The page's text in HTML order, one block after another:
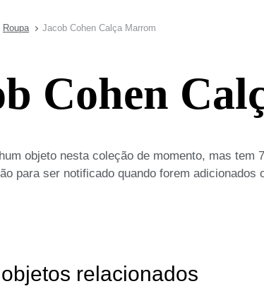
Roupa Jacob Cohen Calça Marrom
Cohen
objeto nesta coleção de momento, mas
para ser notificado quando forem adicionados
relacionados